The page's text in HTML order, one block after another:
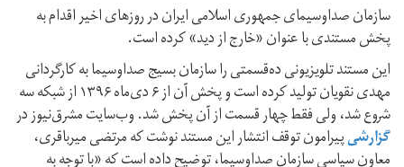
سازمان صداوسیمای جمهوری اسلامی ایران در روزهای اخیر اقدام به
پخش مستندی با عنوان «خارج از دید» کرده است.
این مستند تلویزیونی ده‌قسمتی را سازمان بسیج صداوسیما به کارگردانی
مهدی نقویان تولید کرده است و پخش آن از ۶ دی‌ماه ۱۳۹۶ از شبکه سه
شروع شد، ولی فقط چهار قسمت از آن پخش شد. وب‌سایت مشرق‌نیوز در
گزارشیپیرامون توقف انتشار این مستند نوشت که مرتضی میرباقری،